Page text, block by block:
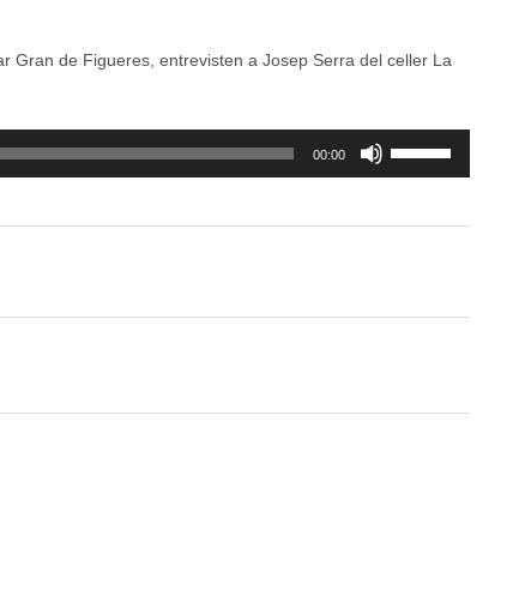
Gran de Figueres, entrevisten a Josep Serra del celler La
00:00
amunt/cap
incrementar